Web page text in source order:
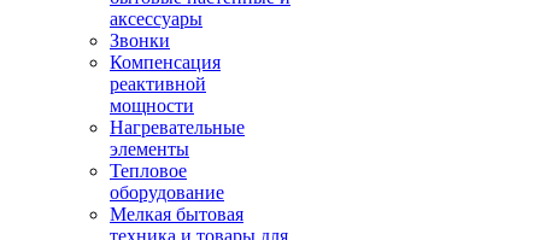
аксессуары
Звонки
Компенсация
реактивной
мощности
Нагревательные
элементы
Тепловое
оборудование
Мелкая бытовая
техника и товары для